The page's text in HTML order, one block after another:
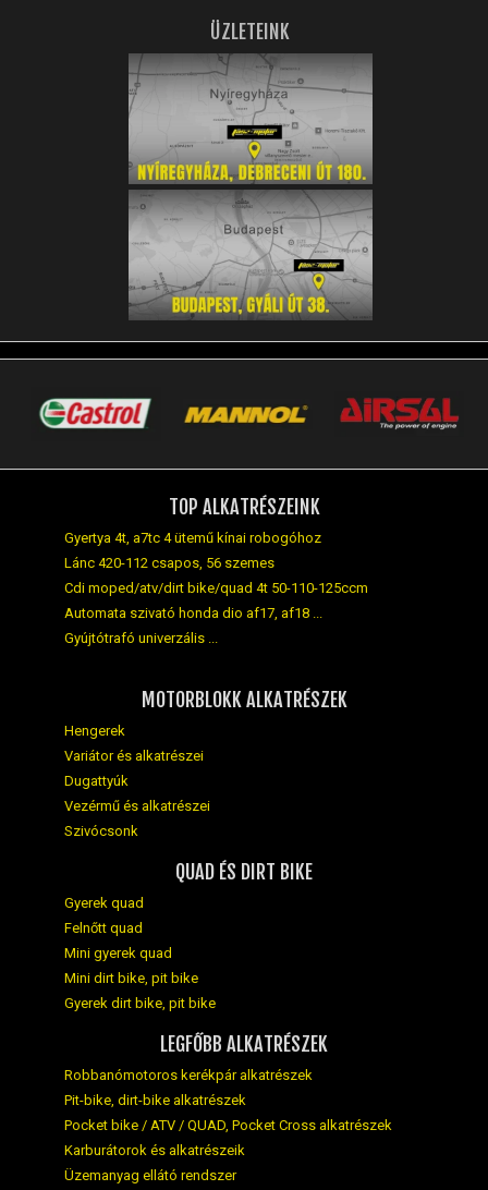
ÜZLETEINK
TOP ALKATRÉSZEINK
Gyertya 4t, a7tc 4 ütemű kínai robogóhoz
Lánc 420-112 csapos, 56 szemes
Cdi moped/atv/dirt bike/quad 4t 50-110-125ccm
Automata szivató honda dio af17, af18 ...
Gyújtótrafó univerzális ...
MOTORBLOKK ALKATRÉSZEK
Hengerek
Variátor és alkatrészei
Dugattyúk
Vezérmű és alkatrészei
Szivócsonk
QUAD ÉS DIRT BIKE
Gyerek quad
Felnőtt quad
Mini gyerek quad
Mini dirt bike, pit bike
Gyerek dirt bike, pit bike
LEGFŐBB ALKATRÉSZEK
Robbanómotoros kerékpár alkatrészek
Pit-bike, dirt-bike alkatrészek
Pocket bike / ATV / QUAD, Pocket Cross alkatrészek
Karburátorok és alkatrészeik
Üzemanyag ellátó rendszer